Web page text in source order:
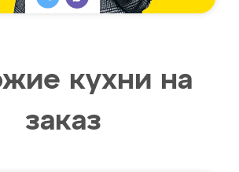
кухни на
заказ